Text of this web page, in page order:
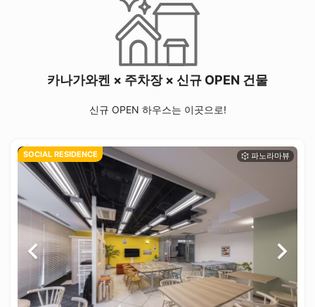
카나가와켄 × 주차장 × 신규 OPEN 건물
신규 OPEN 하우스는 이곳으로!
SOCIAL RESIDENCE